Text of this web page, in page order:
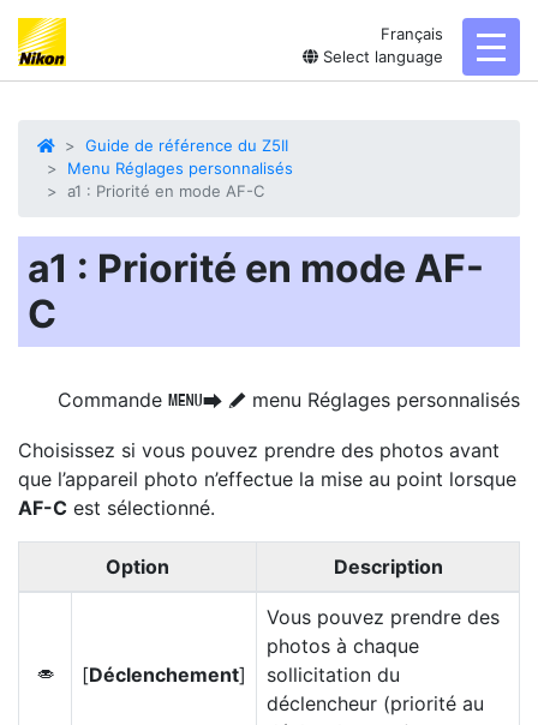
Français
Select language
Guide de référence du Z5II
Menu Réglages personnalisés
a1 : Priorité en mode AF-C
a1 : Priorité en mode AF-
C
Commande GU A menu Réglages personnalisés
Choisissez si vous pouvez prendre des photos avant
que l’appareil photo n’effectue la mise au point lorsque
AF-C est sélectionné.
Option Description
G [Déclenchement]
Vous pouvez prendre des
photos à chaque
sollicitation du
déclencheur (priorité au